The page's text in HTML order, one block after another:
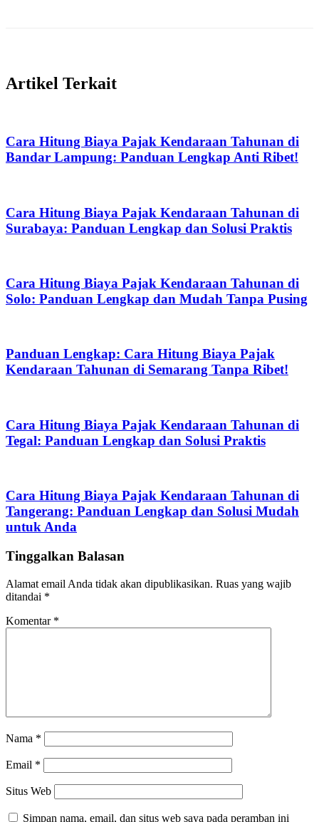
Artikel Terkait
Cara Hitung Biaya Pajak Kendaraan Tahunan di
Bandar Lampung: Panduan Lengkap Anti Ribet!
Cara Hitung Biaya Pajak Kendaraan Tahunan di
Surabaya: Panduan Lengkap dan Solusi Praktis
Cara Hitung Biaya Pajak Kendaraan Tahunan di
Solo: Panduan Lengkap dan Mudah Tanpa Pusing
Panduan Lengkap: Cara Hitung Biaya Pajak
Kendaraan Tahunan di Semarang Tanpa Ribet!
Cara Hitung Biaya Pajak Kendaraan Tahunan di
Tegal: Panduan Lengkap dan Solusi Praktis
Cara Hitung Biaya Pajak Kendaraan Tahunan di
Tangerang: Panduan Lengkap dan Solusi Mudah
untuk Anda
Tinggalkan Balasan
Alamat email Anda tidak akan dipublikasikan. Ruas yang wajib
ditandai *
Komentar *
Nama *
Email *
Situs Web
Simpan nama, email, dan situs web saya pada peramban ini